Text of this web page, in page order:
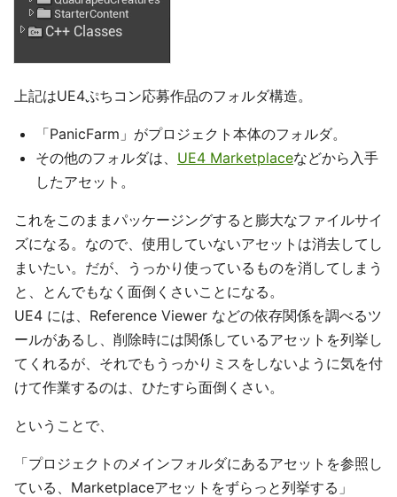
上記はUE4ぷちコン応募作品のフォルダ構造。
「PanicFarm」がプロジェクト本体のフォルダ。
その他のフォルダは、 UE4 Marketplaceなどから入手
したアセット。
これをこのままパッケージングすると膨大なファイルサイ
ズになる。なので、使用していないアセットは消去してし
まいたい。だが、うっかり使っているものを消してしまう
と、とんでもなく面倒くさいことになる。
UE4 には、Reference Viewer などの依存関係を調べるツ
ールがあるし、削除時には関係しているアセットを列挙し
てくれるが、それでもうっかりミスをしないように気を付
けて作業するのは、ひたすら面倒くさい。
ということで、
「プロジェクトのメインフォルダにあるアセットを参照し
ている、Marketplaceアセットをずらっと列挙する」